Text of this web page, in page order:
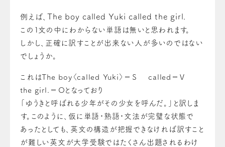
例えば、 The boy called Yuki called the girl.
この１文の中にわからない単語は無いと思われます。
しかし、正確に訳すことが出来ない人が多いのではない
でしょうか。
これはThe boy〈called Yuki〉＝Ｓ called＝Ｖ
the girl.＝Ｏとなっており
「ゆうきと呼ばれる少年がその少女を呼んだ。」と訳しま
す。このように、仮に単語・熟語・文法が完璧な状態で
あったとしても、英文の構造が把握できなければ訳すこと
が難しい英文が大学受験ではたくさん出題されるわけ